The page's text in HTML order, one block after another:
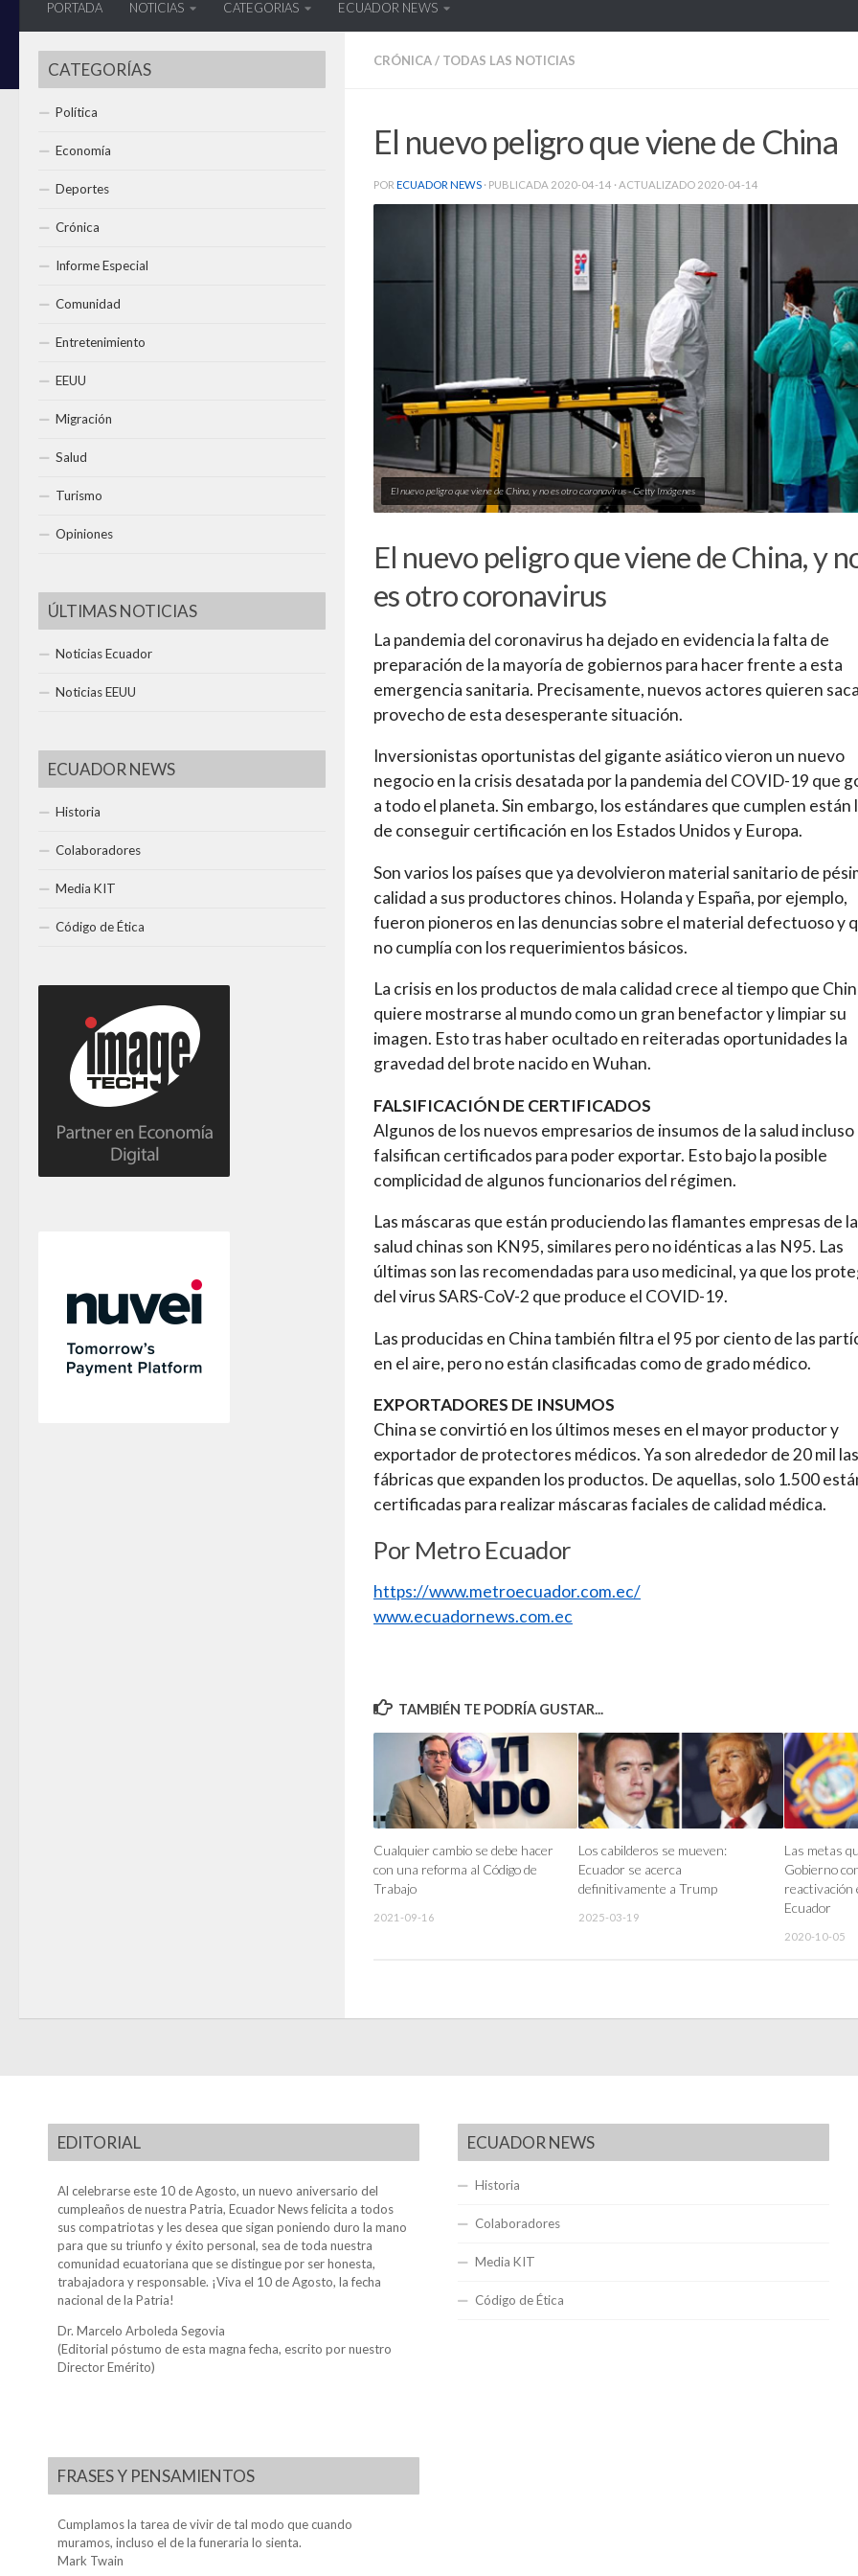
PORTADA NOTICIAS CATEGORIAS ECUADOR NEWS
CRÓNICA/ TODAS LAS NOTICIAS
El nuevo peligro que viene de China
POR ECUADOR NEWS · PUBLICADA 2020-04-14 · ACTUALIZADO 2020-04-14
El nuevo peligro que viene de China, y no es otro coronavirus - Getty Imágenes
El nuevo peligro que viene de China, y
es otro coronavirus
La pandemia del coronavirus ha dejado en evidencia la falta de
preparación de la mayoría de gobiernos para hacer frente a esta
emergencia sanitaria. Precisamente, nuevos actores quieren
provecho de esta desesperante situación.
Inversionistas oportunistas del gigante asiático vieron un nuevo
negocio en la crisis desatada por la pandemia del COVID-19 que
a todo el planeta. Sin embargo, los estándares que cumplen están
de conseguir certificación en los Estados Unidos y Europa.
Son varios los países que ya devolvieron material sanitario de
calidad a sus productores chinos. Holanda y España, por ejemplo,
fueron pioneros en las denuncias sobre el material defectuoso y
no cumplía con los requerimientos básicos.
La crisis en los productos de mala calidad crece al tiempo que
quiere mostrarse al mundo como un gran benefactor y limpiar su
imagen. Esto tras haber ocultado en reiteradas oportunidades la
gravedad del brote nacido en Wuhan.
FALSIFICACIÓN DE CERTIFICADOS
Algunos de los nuevos empresarios de insumos de la salud incluso
falsifican certificados para poder exportar. Esto bajo la posible
complicidad de algunos funcionarios del régimen.
Las máscaras que están produciendo las flamantes empresas de la
salud chinas son KN95, similares pero no idénticas a las N95. Las
últimas son las recomendadas para uso medicinal, ya que los
del virus SARS-CoV-2 que produce el COVID-19.
Las producidas en China también filtra el 95 por ciento de las
en el aire, pero no están clasificadas como de grado médico.
EXPORTADORES DE INSUMOS
China se convirtió en los últimos meses en el mayor productor y
exportador de protectores médicos. Ya son alrededor de 20 mil las
fábricas que expanden los productos. De aquellas, solo 1.500
certificadas para realizar máscaras faciales de calidad médica.
Por Metro Ecuador
https://www.metroecuador.com.ec/
www.ecuadornews.com.ec
TAMBIÉN TE PODRÍA GUSTAR...
Cualquier cambio se debe hacer
con una reforma al Código de
Trabajo
2021-09-16
Los cabilderos se mueven:
Ecuador se acerca
definitivamente a Trump
2025-03-19
Las metas
Gobierno
reactivación
Ecuador
2020-10-05
CATEGORÍAS
Política
Economía
Deportes
Crónica
Informe Especial
Comunidad
Entretenimiento
EEUU
Migración
Salud
Turismo
Opiniones
ÚLTIMAS NOTICIAS
Noticias Ecuador
Noticias EEUU
ECUADOR NEWS
Historia
Colaboradores
Media KIT
Código de Ética
EDITORIAL
Al celebrarse este 10 de Agosto, un nuevo aniversario del
cumpleaños de nuestra Patria, Ecuador News felicita a todos
sus compatriotas y les desea que sigan poniendo duro la mano
para que su triunfo y éxito personal, sea de toda nuestra
comunidad ecuatoriana que se distingue por ser honesta,
trabajadora y responsable. ¡Viva el 10 de Agosto, la fecha
nacional de la Patria!
Dr. Marcelo Arboleda Segovia
(Editorial póstumo de esta magna fecha, escrito por nuestro
Director Emérito)
FRASES Y PENSAMIENTOS
Cumplamos la tarea de vivir de tal modo que cuando
muramos, incluso el de la funeraria lo sienta.
Mark Twain
ECUADOR NEWS
Historia
Colaboradores
Media KIT
Código de Ética